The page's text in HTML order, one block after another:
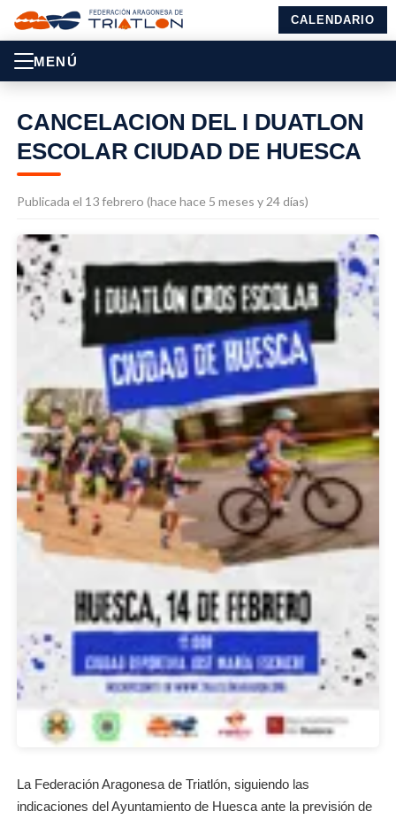
CALENDARIO
MENÚ
CANCELACION DEL I DUATLON
ESCOLAR CIUDAD DE HUESCA
Publicada el 13 febrero (hace hace 5 meses y 24 días)
La Federación Aragonesa de Triatlón, siguiendo las
indicaciones del Ayuntamiento de Huesca ante la previsión de